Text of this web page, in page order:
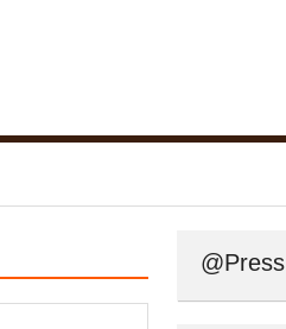
較サイト
@Press